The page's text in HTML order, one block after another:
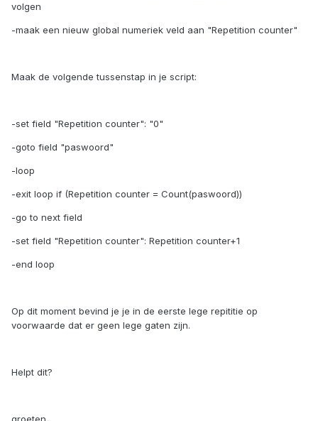
volgen
-maak een nieuw global numeriek veld aan "Repetition counter"
Maak de volgende tussenstap in je script:
-set field "Repetition counter": "0"
-goto field "paswoord"
-loop
-exit loop if (Repetition counter = Count(paswoord))
-go to next field
-set field "Repetition counter": Repetition counter+1
-end loop
Op dit moment bevind je je in de eerste lege repititie op
voorwaarde dat er geen lege gaten zijn.
Helpt dit?